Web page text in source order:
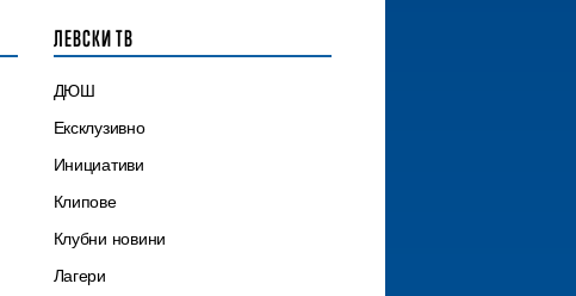
ЛЕВСКИ ТВ
ДЮШ
Ексклузивно
Инициативи
Клипове
Клубни новини
Лагери